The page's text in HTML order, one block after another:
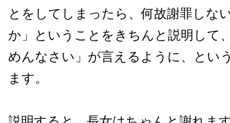
とをしてしまったら、何故謝罪しな
か」ということをきちんと説明して
めんなさい」が言えるように、とい
ます。